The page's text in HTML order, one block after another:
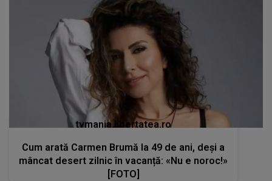
tvmania.libertatea.ro
Cum arată Carmen Brumă la 49 de ani, deși a
mâncat desert zilnic în vacanță: «Nu e noroc!»
[FOTO]